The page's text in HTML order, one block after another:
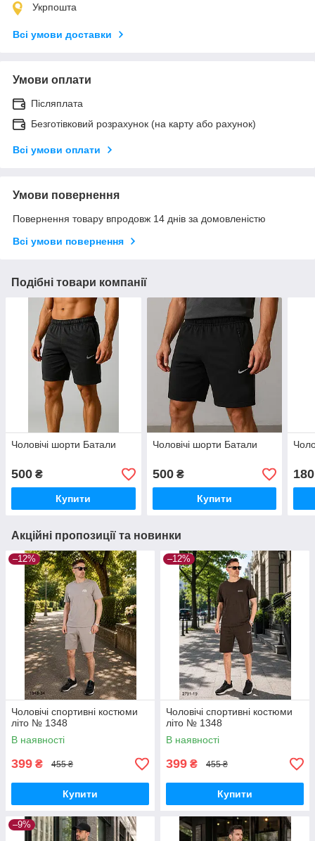
Укрпошта
Всі умови доставки
Умови оплати
Післяплата
Безготівковий розрахунок (на карту або рахунок)
Всі умови оплати
Умови повернення
Повернення товару впродовж 14 днів за домовленістю
Всі умови повернення
Подібні товари компанії
Чоловічі шорти Батали
500 ₴
Купити
Чоловічі шорти Батали
500₴
Купити
180
Акційні пропозиції та новинки
–12%
Чоловічі спортивні костюми
літо № 1348
В наявності
399 ₴ 455 ₴
Купити
–12%
Чоловічі спортивні костюми
літо № 1348
В наявності
399 ₴ 455 ₴
Купити
–9%